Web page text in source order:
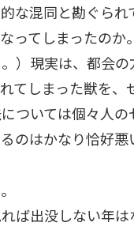
な混同と勘ぐられ
ってしまったの
）現実は、都会
てしまった獣を
ついては個々人
のはかなり恰好悪
ば出没しない年は